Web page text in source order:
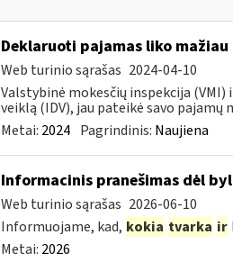
Deklaruoti pajamas liko
Web turinio sąrašas 2024-04-10
Valstybinė mokesčių inspekcija
veiklą (IDV), jau pateikė savo pajamų
Metai: 2024 Pagrindinis: Naujiena
Informacinis pranešimas dėl
Web turinio sąrašas 2026-06-10
Informuojame, kad, kokia tvarka ir
Metai: 2026